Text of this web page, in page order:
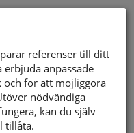
referenser till ditt
anpassade
och för att möjliggöra
nödvändiga
kan du själv
tillåta.